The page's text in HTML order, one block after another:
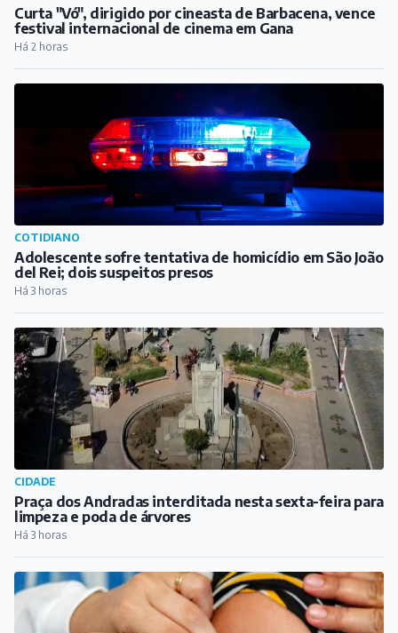
Curta "Vó", dirigido por cineasta de Barbacena, vence
festival internacional de cinema em Gana
Há 2 horas
COTIDIANO
Adolescente sofre tentativa de homicídio em São João
del Rei; dois suspeitos presos
Há 3 horas
CIDADE
Praça dos Andradas interditada nesta sexta-feira para
limpeza e poda de árvores
Há 3 horas